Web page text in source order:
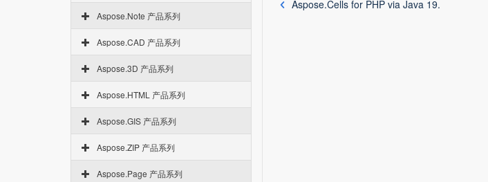
Aspose.Note 产品系列
Aspose.CAD 产品系列
Aspose.3D 产品系列
Aspose.HTML 产品系列
Aspose.GIS 产品系列
Aspose.ZIP 产品系列
Aspose.Page 产品系列
Aspose.Cells for PHP via Java 19.